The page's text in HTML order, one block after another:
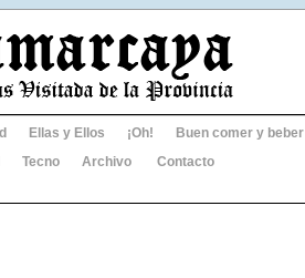
Ellas y Ellos ¡Oh!
Buen comer y beber
Tecno Archivo
Contacto